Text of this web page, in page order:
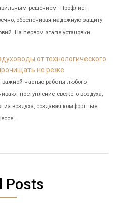
решением. Профлист
обеспечивая надежную защиту
На первом этапе установки
от технологического
не реже
частью работы любого
поступление свежего воздуха,
из воздуха, создавая комфортные
Posts